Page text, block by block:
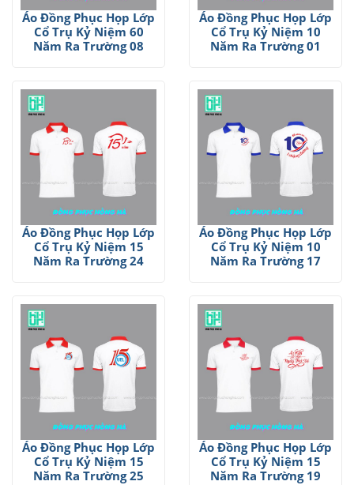
Áo Đồng Phục Họp Lớp
Cổ Trụ Kỷ Niệm 60
Năm Ra Trường 08
Áo Đồng Phục Họp Lớp
Cổ Trụ Kỷ Niệm 10
Năm Ra Trường 01
Áo Đồng Phục Họp Lớp
Cổ Trụ Kỷ Niệm 15
Năm Ra Trường 24
Áo Đồng Phục Họp Lớp
Cổ Trụ Kỷ Niệm 10
Năm Ra Trường 17
Áo Đồng Phục Họp Lớp
Cổ Trụ Kỷ Niệm 15
Năm Ra Trường 25
Áo Đồng Phục Họp Lớp
Cổ Trụ Kỷ Niệm 15
Năm Ra Trường 19